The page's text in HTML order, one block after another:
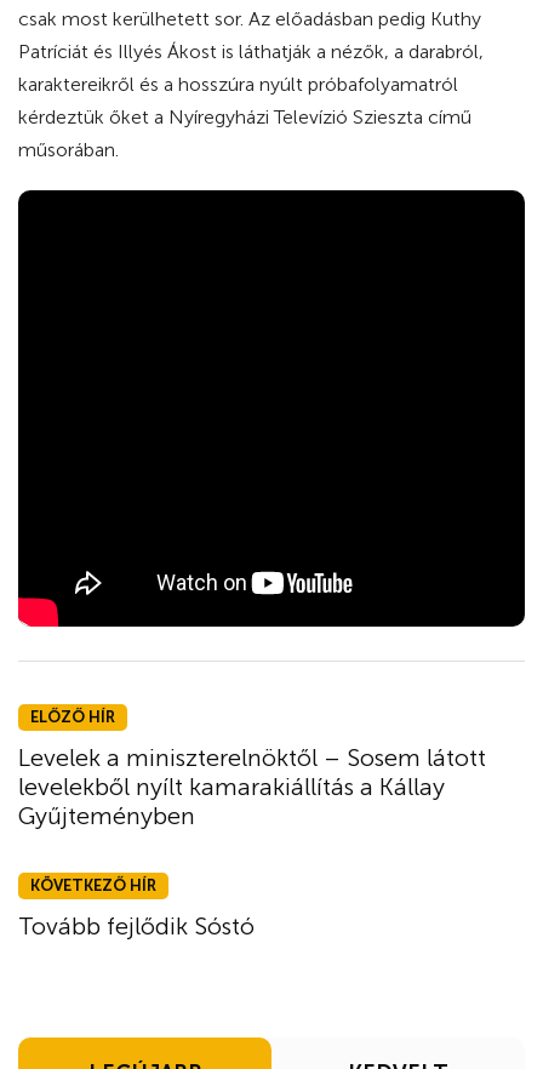
csak most kerülhetett sor. Az előadásban pedig Kuthy
Patríciát és Illyés Ákost is láthatják a nézők, a darabról,
karaktereikről és a hosszúra nyúlt próbafolyamatról
kérdeztük őket a Nyíregyházi Televízió Szieszta című
műsorában.
ELŐZŐ HÍR
Levelek a miniszterelnöktől – Sosem látott
levelekből nyílt kamarakiállítás a Kállay
Gyűjteményben
KÖVETKEZŐ HÍR
Tovább fejlődik Sóstó